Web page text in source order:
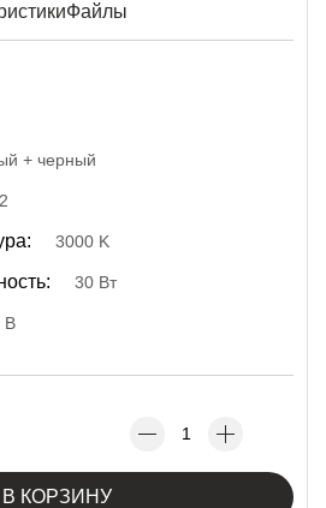
Файлы
+ черный
3000 K
30 Вт
В
В КОРЗИНУ